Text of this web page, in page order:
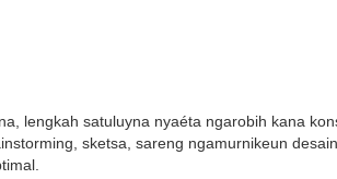
lengkah satuluyna nyaéta ngarobih kana
sketsa, sareng ngamurnikeun